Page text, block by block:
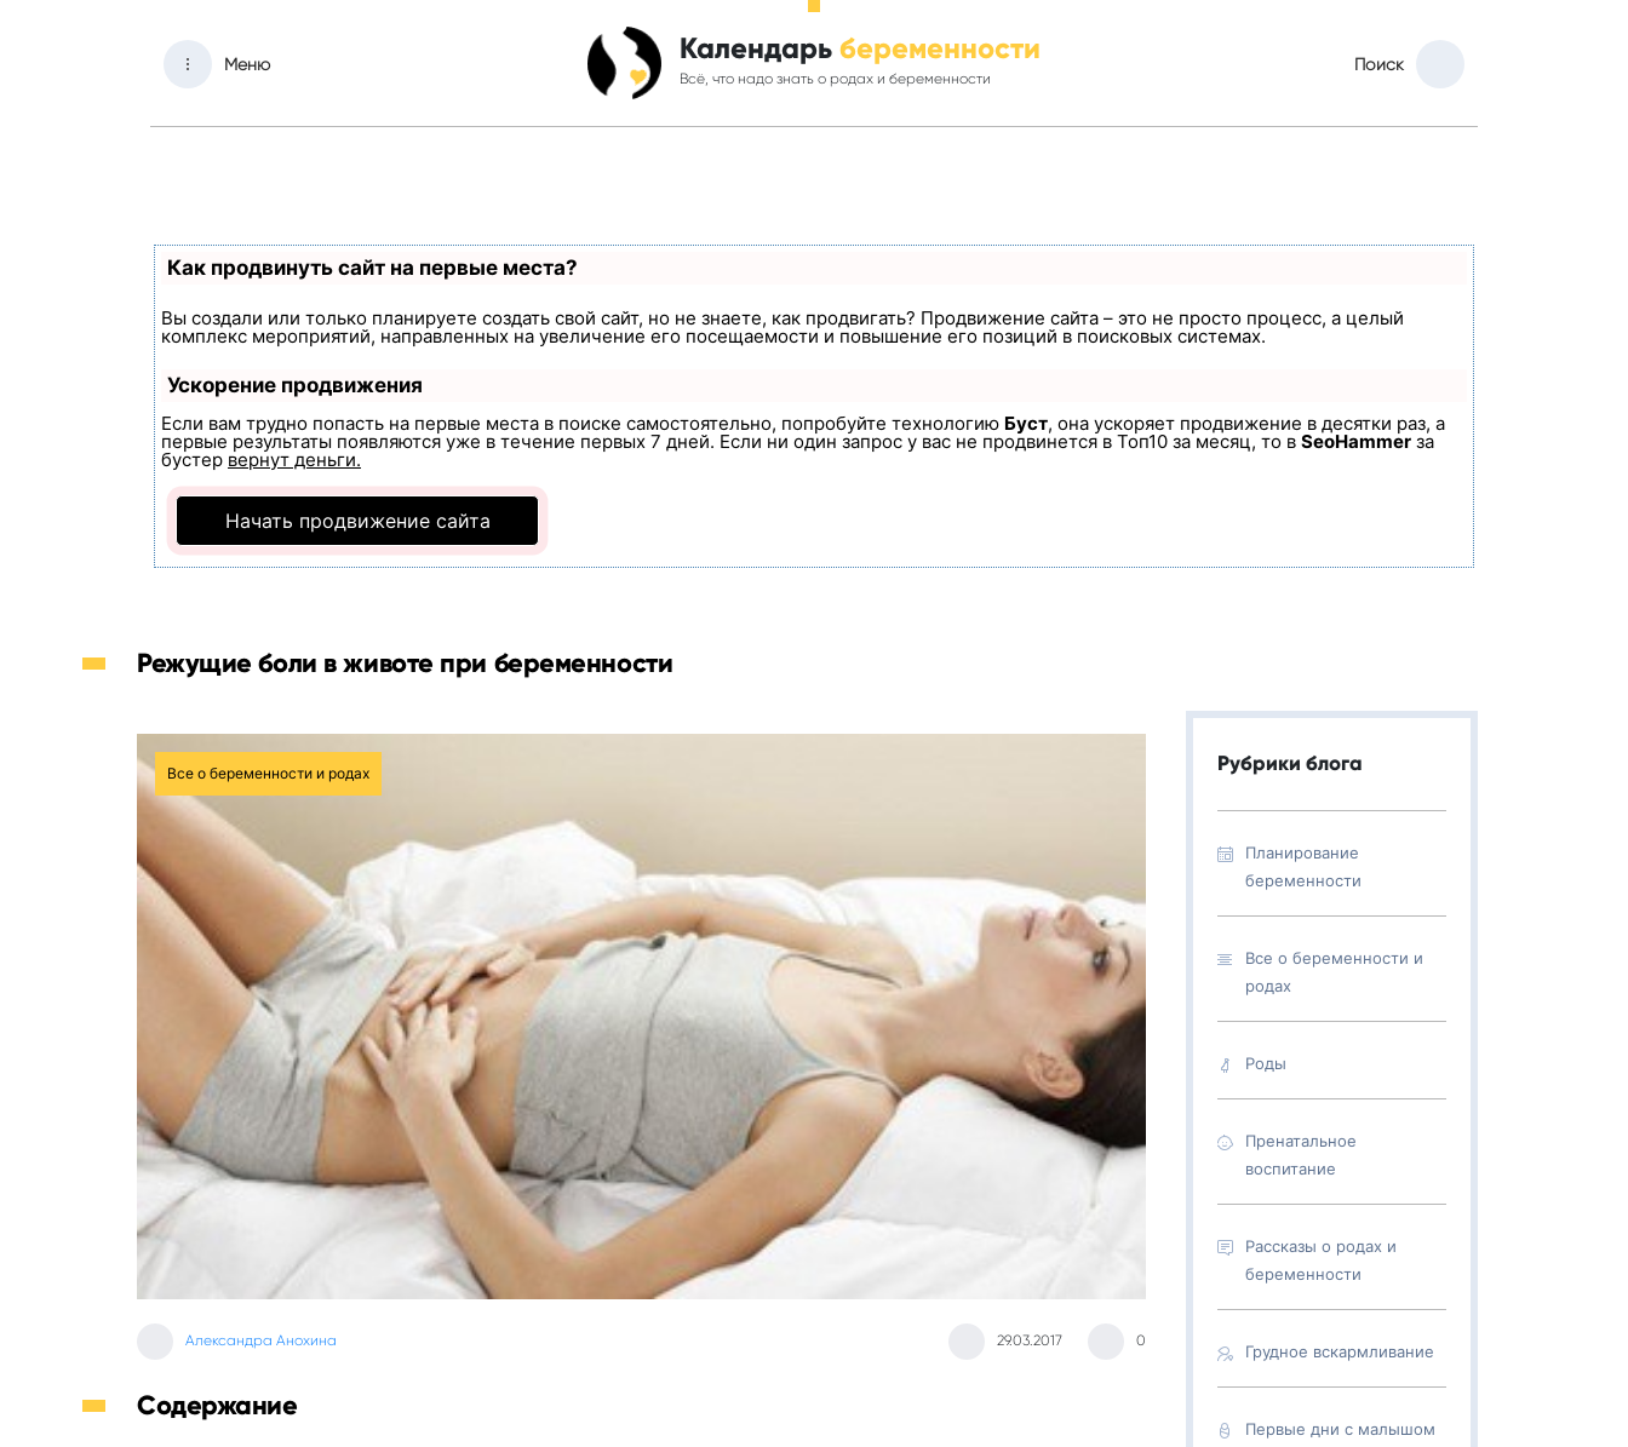
Меню Календарь беременности
Всё, что надо знать о родах и беременности
Поиск
Как продвинуть сайт на первые места?
Вы создали или только планируете создать свой сайт, но не знаете, как продвигать? Продвижение сайта – это не просто процесс, а целый
комплекс мероприятий, направленных на увеличение его посещаемости и повышение его позиций в поисковых системах.
Ускорение продвижения
Если вам трудно попасть на первые места в поиске самостоятельно, попробуйте технологию Буст, она ускоряет продвижение в десятки раз, а
первые результаты появляются уже в течение первых 7 дней. Если ни один запрос у вас не продвинется в Топ10 за месяц, то в SeoHammer за
бустер вернут деньги.
Начать продвижение сайта
Режущие боли в животе при беременности
Все о беременности и родах
Александра Анохина 29.03.2017 0
Содержание
Рубрики блога
Планирование
беременности
Все о беременности и
родах
Роды
Пренатальное
воспитание
Рассказы о родах и
беременности
Грудное вскармливание
Первые дни с малышом